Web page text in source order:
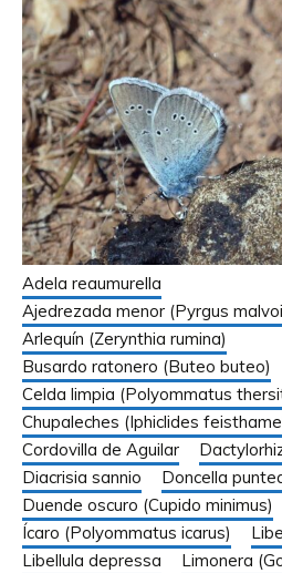
Adela reaumurella
Ajedrezada menor (Pyrgus
Arlequín (Zerynthia rumina)
Busardo ratonero (Buteo buteo)
Celda limpia (Polyommatus
Chupaleches (Iphiclides
Cordovilla de Aguilar
Diacrisia sannio
Doncella
Duende oscuro (Cupido minimus)
Ícaro (Polyommatus icarus)
Libellula depressa
Limonera